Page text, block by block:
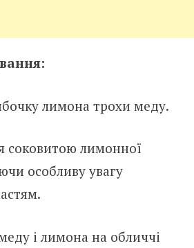
лимона трохи меду.
соковитою лимонної
особливу увагу
і лимона на обличчі